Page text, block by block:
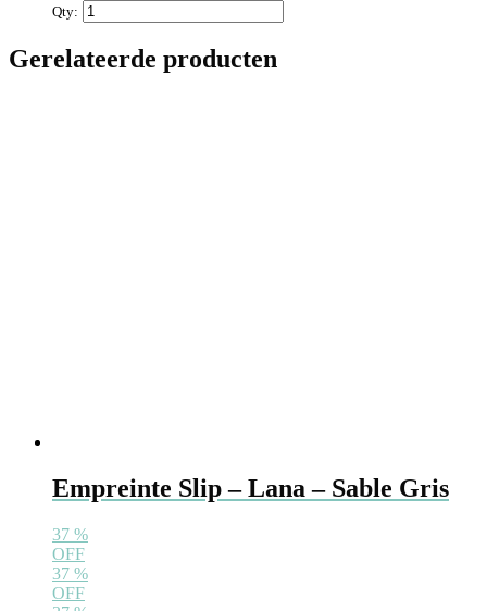
Qty:
Gerelateerde producten
Empreinte Slip – Lana – Sable Gris
37 %
OFF
37 %
OFF